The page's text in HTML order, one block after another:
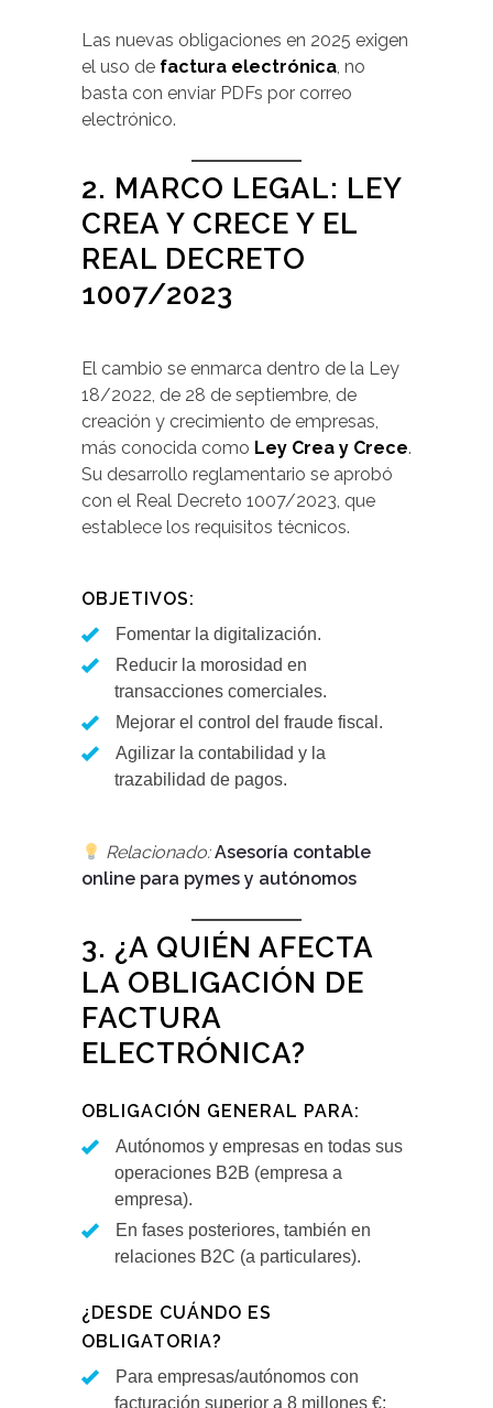
Las nuevas obligaciones en 2025 exigen
el uso de factura electrónica, no
basta con enviar PDFs por correo
electrónico.
2. MARCO LEGAL: LEY
CREA Y CRECE Y EL
REAL DECRETO
1007/2023
El cambio se enmarca dentro de la Ley
18/2022, de 28 de septiembre, de
creación y crecimiento de empresas,
más conocida como Ley Crea y Crece.
Su desarrollo reglamentario se aprobó
con el Real Decreto 1007/2023, que
establece los requisitos técnicos.
OBJETIVOS:
Fomentar la digitalización.
Reducir la morosidad en
transacciones comerciales.
Mejorar el control del fraude fiscal.
Agilizar la contabilidad y la
trazabilidad de pagos.
Relacionado: Asesoría contable
online para pymes y autónomos
3. ¿A QUIÉN AFECTA
LA OBLIGACIÓN DE
FACTURA
ELECTRÓNICA?
OBLIGACIÓN GENERAL PARA:
Autónomos y empresas en todas sus
operaciones B2B (empresa a
empresa).
En fases posteriores, también en
relaciones B2C (a particulares).
¿DESDE CUÁNDO ES
OBLIGATORIA?
Para empresas/autónomos con
facturación superior a 8 millones €: